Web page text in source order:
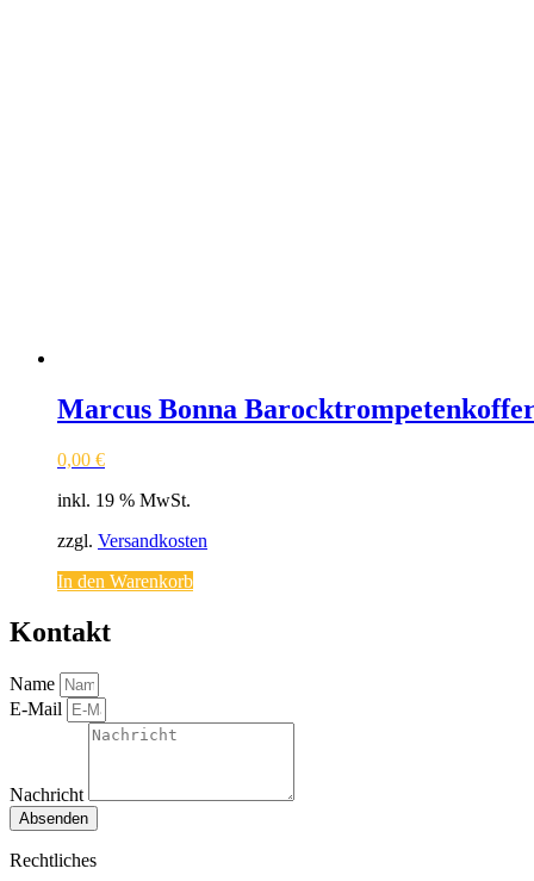
Marcus Bonna
0,00 €
inkl. 19 % MwSt.
zzgl. Versandkosten
In den Warenkorb
Kontakt
Name
E-Mail
Nachricht
Absenden
Rechtliches